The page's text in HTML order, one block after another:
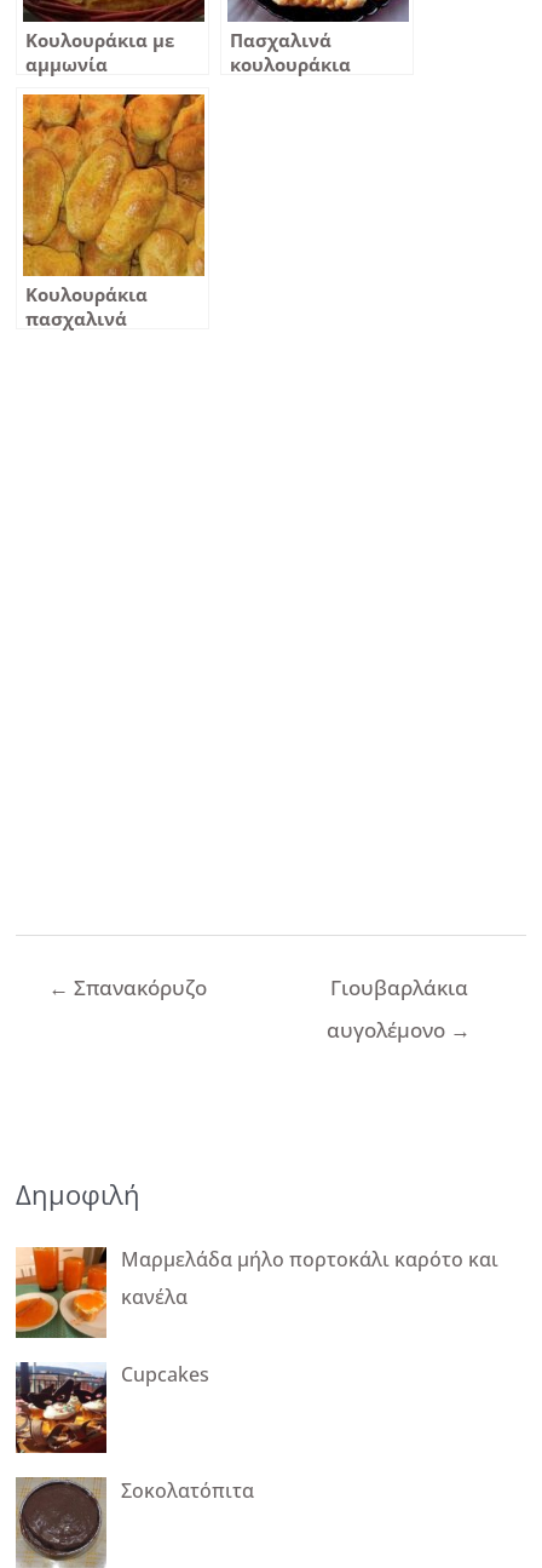
Κουλουράκια με
αμμωνία
Πασχαλινά
κουλουράκια
Κουλουράκια
πασχαλινά
Πλοήγηση
← Σπανακόρυζο
Γιουβαρλάκια
αυγολέμονο →
Δημοφιλή
Μαρμελάδα μήλο πορτοκάλι καρότο και
κανέλα
Cupcakes
Σοκολατόπιτα